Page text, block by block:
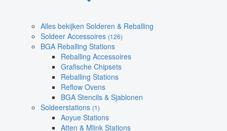
Alles bekijken Solderen & Reballing
Soldeer Accessoires (126)
BGA Reballing Stations
Reballing Accessoires
Grafische Chipsets
Reballing Stations
Reflow Ovens
BGA Stencils & Sjablonen
Soldeerstations (1)
Aoyue Stations
Atten & Mlink Stations